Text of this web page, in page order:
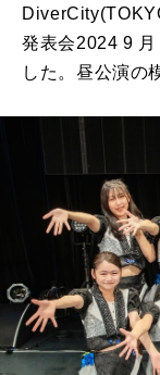
発表会2024 9
した。昼公演の